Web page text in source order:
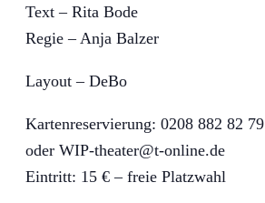
Text – Rita Bode
Regie – Anja Balzer
Layout – DeBo
Kartenreservierung: 0208 882 82 79
oder WIP-theater@t-online.de
Eintritt: 15 € – freie Platzwahl